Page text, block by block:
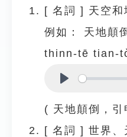
[ 名詞 ] 天空和
例如：
天地顛
thinn-tē tian-
( 天地顛倒，
[ 名詞 ] 世界、